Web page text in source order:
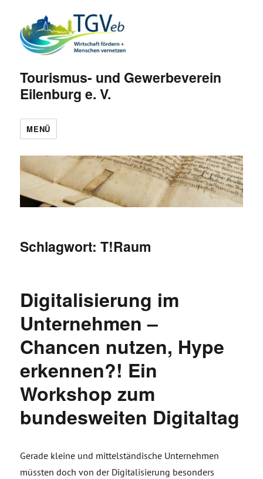
Tourismus- und Gewerbeverein
Eilenburg e. V.
MENÜ
Schlagwort:T!Raum
Digitalisierung im
Unternehmen –
Chancen nutzen, Hype
erkennen?! Ein
Workshop zum
bundesweiten Digitaltag
Gerade kleine und mittelständische Unternehmen
müssten doch von der Digitalisierung besonders